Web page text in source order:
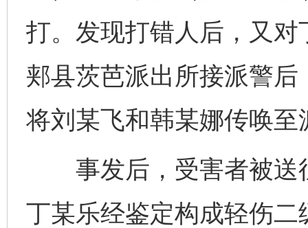
打。发现打错人后，又
郏县茨芭派出所接派警
将刘某飞和韩某娜传唤
事发后，受害者被送
丁某乐经鉴定构成轻伤